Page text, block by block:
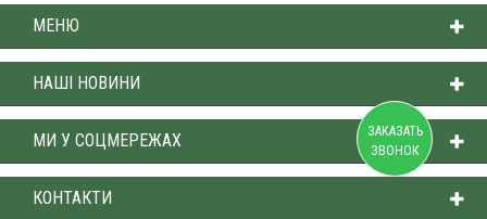
ЗАКАЗАТЬ
ЗВОНОК
МЕНЮ
НАШІ НОВИНИ
МИ У СОЦМЕРЕЖАХ
КОНТАКТИ